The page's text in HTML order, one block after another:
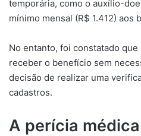
temporária, como o auxílio-
mínimo mensal (R$ 1.412) aos
No entanto, foi constatado
receber o benefício sem
decisão de realizar uma
cadastros.
A perícia